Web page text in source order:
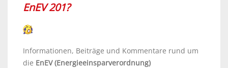
EnEV 201?
Informationen, Beiträge und Kommentare rund um
die EnEV (Energieeinsparverordnung)